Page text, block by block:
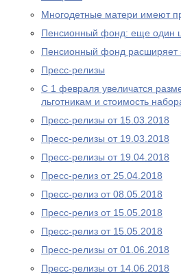
Многодетные матери имеют
Пенсионный фонд: еще один
Пенсионный фонд расширяет
Пресс-релизы
С 1 февраля увеличатся
льготникам и стоимость
Пресс-релизы от 15.03.2018
Пресс-релизы от 19.03.2018
Пресс-релизы от 19.04.2018
Пресс-релиз от 25.04.2018
Пресс-релиз от 08.05.2018
Пресс-релиз от 15.05.2018
Пресс-релиз от 15.05.2018
Пресс-релизы от 01.06.2018
Пресс-релизы от 14.06.2018